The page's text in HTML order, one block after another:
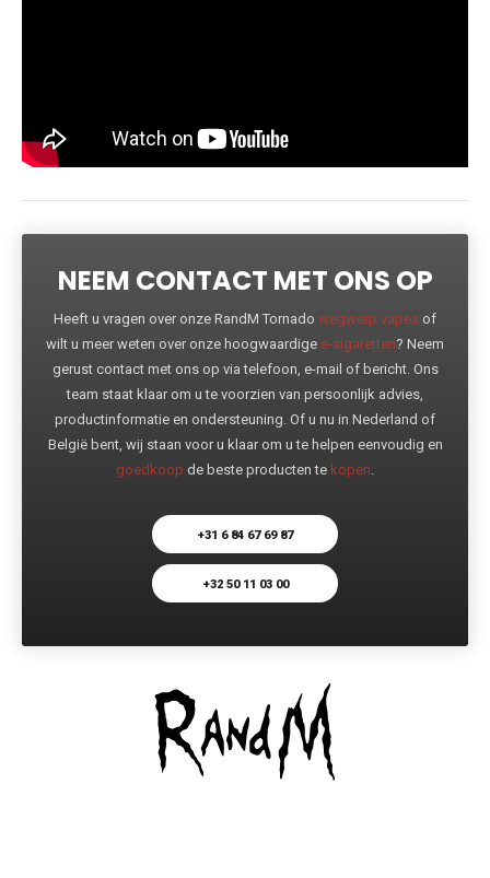
NEEM CONTACT MET ONS OP
Heeft u vragen over onze RandM Tornado wegwerp vapes of
wilt u meer weten over onze hoogwaardige e-sigaretten? Neem
gerust contact met ons op via telefoon, e-mail of bericht. Ons
team staat klaar om u te voorzien van persoonlijk advies,
productinformatie en ondersteuning. Of u nu in Nederland of
België bent, wij staan voor u klaar om u te helpen eenvoudig en
goedkoop de beste producten te kopen.
+31 6 84 67 69 87
+32 50 11 03 00